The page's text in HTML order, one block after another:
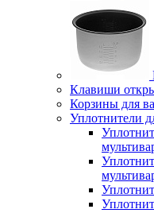
Клавиши
Корзины для
Уплотнители